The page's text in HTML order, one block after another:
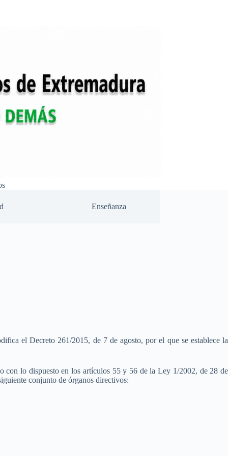
Enseñanza
el Decreto 261/2015, de 7 de agosto, por el que se establece la
con lo dispuesto en los artículos 55 y 56 de la Ley 1/2002, de 28 de
conjunto de órganos directivos: